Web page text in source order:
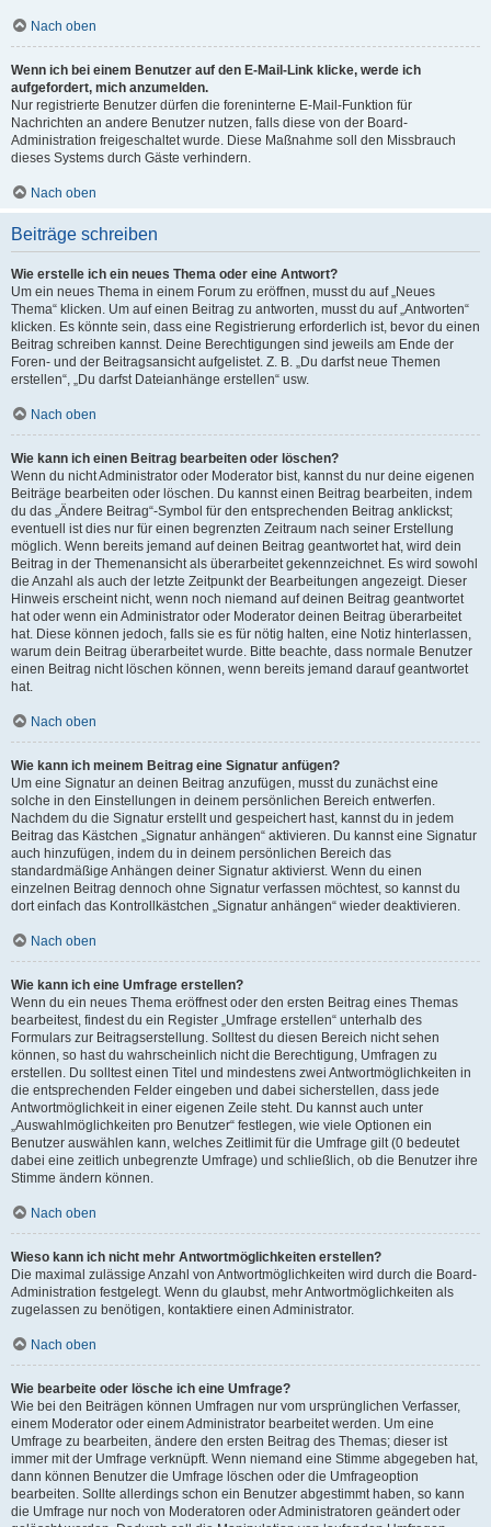
Nach oben
Wenn ich bei einem Benutzer auf den E-Mail-Link klicke, werde ich
aufgefordert, mich anzumelden.
Nur registrierte Benutzer dürfen die foreninterne E-Mail-Funktion für
Nachrichten an andere Benutzer nutzen, falls diese von der Board-
Administration freigeschaltet wurde. Diese Maßnahme soll den Missbrauch
dieses Systems durch Gäste verhindern.
Nach oben
Beiträge schreiben
Wie erstelle ich ein neues Thema oder eine Antwort?
Um ein neues Thema in einem Forum zu eröffnen, musst du auf „Neues
Thema“ klicken. Um auf einen Beitrag zu antworten, musst du auf „Antworten“
klicken. Es könnte sein, dass eine Registrierung erforderlich ist, bevor du einen
Beitrag schreiben kannst. Deine Berechtigungen sind jeweils am Ende der
Foren- und der Beitragsansicht aufgelistet. Z. B. „Du darfst neue Themen
erstellen“, „Du darfst Dateianhänge erstellen“ usw.
Nach oben
Wie kann ich einen Beitrag bearbeiten oder löschen?
Wenn du nicht Administrator oder Moderator bist, kannst du nur deine eigenen
Beiträge bearbeiten oder löschen. Du kannst einen Beitrag bearbeiten, indem
du das „Ändere Beitrag“-Symbol für den entsprechenden Beitrag anklickst;
eventuell ist dies nur für einen begrenzten Zeitraum nach seiner Erstellung
möglich. Wenn bereits jemand auf deinen Beitrag geantwortet hat, wird dein
Beitrag in der Themenansicht als überarbeitet gekennzeichnet. Es wird sowohl
die Anzahl als auch der letzte Zeitpunkt der Bearbeitungen angezeigt. Dieser
Hinweis erscheint nicht, wenn noch niemand auf deinen Beitrag geantwortet
hat oder wenn ein Administrator oder Moderator deinen Beitrag überarbeitet
hat. Diese können jedoch, falls sie es für nötig halten, eine Notiz hinterlassen,
warum dein Beitrag überarbeitet wurde. Bitte beachte, dass normale Benutzer
einen Beitrag nicht löschen können, wenn bereits jemand darauf geantwortet
hat.
Nach oben
Wie kann ich meinem Beitrag eine Signatur anfügen?
Um eine Signatur an deinen Beitrag anzufügen, musst du zunächst eine
solche in den Einstellungen in deinem persönlichen Bereich entwerfen.
Nachdem du die Signatur erstellt und gespeichert hast, kannst du in jedem
Beitrag das Kästchen „Signatur anhängen“ aktivieren. Du kannst eine Signatur
auch hinzufügen, indem du in deinem persönlichen Bereich das
standardmäßige Anhängen deiner Signatur aktivierst. Wenn du einen
einzelnen Beitrag dennoch ohne Signatur verfassen möchtest, so kannst du
dort einfach das Kontrollkästchen „Signatur anhängen“ wieder deaktivieren.
Nach oben
Wie kann ich eine Umfrage erstellen?
Wenn du ein neues Thema eröffnest oder den ersten Beitrag eines Themas
bearbeitest, findest du ein Register „Umfrage erstellen“ unterhalb des
Formulars zur Beitragserstellung. Solltest du diesen Bereich nicht sehen
können, so hast du wahrscheinlich nicht die Berechtigung, Umfragen zu
erstellen. Du solltest einen Titel und mindestens zwei Antwortmöglichkeiten in
die entsprechenden Felder eingeben und dabei sicherstellen, dass jede
Antwortmöglichkeit in einer eigenen Zeile steht. Du kannst auch unter
„Auswahlmöglichkeiten pro Benutzer“ festlegen, wie viele Optionen ein
Benutzer auswählen kann, welches Zeitlimit für die Umfrage gilt (0 bedeutet
dabei eine zeitlich unbegrenzte Umfrage) und schließlich, ob die Benutzer ihre
Stimme ändern können.
Nach oben
Wieso kann ich nicht mehr Antwortmöglichkeiten erstellen?
Die maximal zulässige Anzahl von Antwortmöglichkeiten wird durch die Board-
Administration festgelegt. Wenn du glaubst, mehr Antwortmöglichkeiten als
zugelassen zu benötigen, kontaktiere einen Administrator.
Nach oben
Wie bearbeite oder lösche ich eine Umfrage?
Wie bei den Beiträgen können Umfragen nur vom ursprünglichen Verfasser,
einem Moderator oder einem Administrator bearbeitet werden. Um eine
Umfrage zu bearbeiten, ändere den ersten Beitrag des Themas; dieser ist
immer mit der Umfrage verknüpft. Wenn niemand eine Stimme abgegeben hat,
dann können Benutzer die Umfrage löschen oder die Umfrageoption
bearbeiten. Sollte allerdings schon ein Benutzer abgestimmt haben, so kann
die Umfrage nur noch von Moderatoren oder Administratoren geändert oder